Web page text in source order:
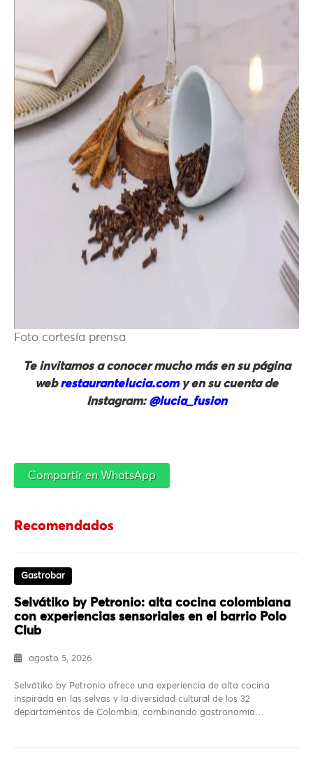
Foto cortesía prensa
Te invitamos a conocer mucho más en su página
webrestaurantelucia.comy en su cuenta de
Instagram: @lucia_fusion
Compartir en WhatsApp
Recomendados
Gastrobar
Selvátiko by Petronio: alta cocina colombiana
con experiencias sensoriales en el barrio Polo
Club
agosto 5, 2026
Selvátiko by Petronio ofrece una experiencia de alta cocina
inspirada en las selvas y la diversidad cultural de los 32
departamentos de Colombia, combinando gastronomía…